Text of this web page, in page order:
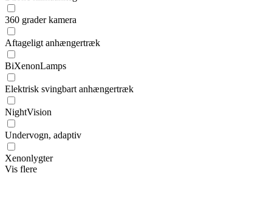
360 grader kamera
Aftageligt anhængertræk
BiXenonLamps
Elektrisk svingbart anhængertræk
NightVision
Undervogn, adaptiv
Xenonlygter
Vis flere